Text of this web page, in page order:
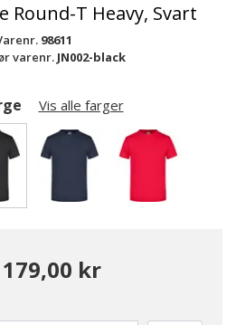
Round-T Heavy, Svart
98611
varenr. JN002-black
Vis alle farger
179,00 kr